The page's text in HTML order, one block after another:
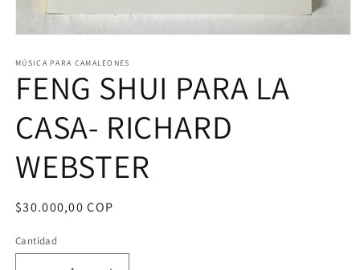
multimedia
1
en
una
modal
MÚSICA PARA CAMALEONES
FENG SHUI PARA LA
CASA- RICHARD
WEBSTER
Precio
$30.000,00 COP
Cantidad